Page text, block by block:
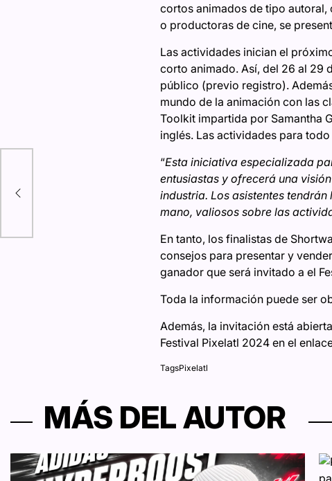
cortos animados de tipo autoral,
o productoras de cine, se
Las actividades inician el
corto animado. Así, del 26 al 29
público (previo registro).
mundo de la animación con las
Toolkit impartida por Samantha
inglés. Las actividades para
“Esta iniciativa especializada
entusiastas y ofrecerá una
industria. Los asistentes
mano, valiosos sobre las
En tanto, los finalistas de
consejos para presentar y
ganador que será invitado a el
Toda la información puede ser
Además, la invitación está
Festival Pixelatl 2024 en el
TagsPixelatl
MÁS DEL AUTOR